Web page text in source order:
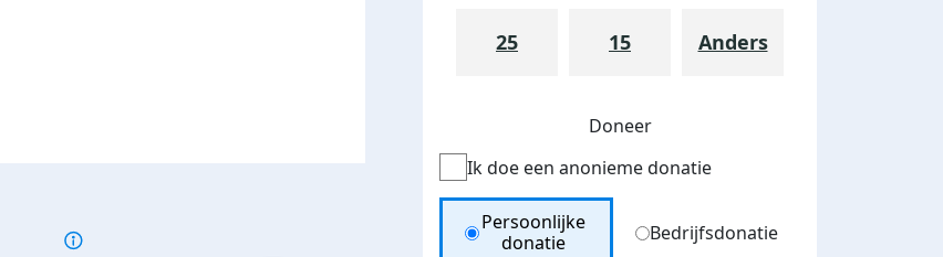
25 15 Anders
Doneer
Ik doe een anonieme donatie
Donation Type
Persoonlijke
donatie
Bedrijfsdonatie